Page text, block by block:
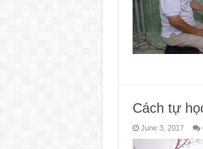
Cách tự
June 3, 2017